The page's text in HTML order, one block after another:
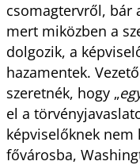
csomagtervről, bár
mert miközben a
dolgozik, a
hazamentek.
szeretnék, hogy „
el a
képviselőknek nem
fővárosba,